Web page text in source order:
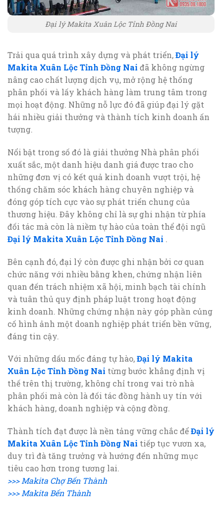
Đại lý Makita Xuân Lộc Tỉnh Đồng Nai
Trải qua quá trình xây dựng và phát triển,Đại lý
Makita Xuân Lộc Tỉnh Đồng Nai đã không ngừng
nâng cao chất lượng dịch vụ, mở rộng hệ thống
phân phối và lấy khách hàng làm trung tâm trong
mọi hoạt động. Những nỗ lực đó đã giúp đại lý gặt
hái nhiều giải thưởng và thành tích kinh doanh ấn
tượng.
Nổi bật trong số đó là giải thưởng Nhà phân phối
xuất sắc, một danh hiệu danh giá được trao cho
những đơn vị có kết quả kinh doanh vượt trội, hệ
thống chăm sóc khách hàng chuyên nghiệp và
đóng góp tích cực vào sự phát triển chung của
thương hiệu. Đây không chỉ là sự ghi nhận từ phía
đối tác mà còn là niềm tự hào của toàn thể đội ngũ
Đại lý Makita Xuân Lộc Tỉnh Đồng Nai .
Bên cạnh đó, đại lý còn được ghi nhận bởi cơ quan
chức năng với nhiều bằng khen, chứng nhận liên
quan đến trách nhiệm xã hội, minh bạch tài chính
và tuân thủ quy định pháp luật trong hoạt động
kinh doanh. Những chứng nhận này góp phần củng
cố hình ảnh một doanh nghiệp phát triển bền vững,
đáng tin cậy.
Với những dấu mốc đáng tự hào,Đại lý Makita
Xuân Lộc Tỉnh Đồng Nai từng bước khẳng định vị
thế trên thị trường, không chỉ trong vai trò nhà
phân phối mà còn là đối tác đồng hành uy tín với
khách hàng, doanh nghiệp và cộng đồng.
Thành tích đạt được là nền tảng vững chắc đểĐại lý
Makita Xuân Lộc Tỉnh Đồng Nai tiếp tục vươn xa,
duy trì đà tăng trưởng và hướng đến những mục
tiêu cao hơn trong tương lai.
>>> Makita Chợ Bến Thành
>>> Makita Bến Thành